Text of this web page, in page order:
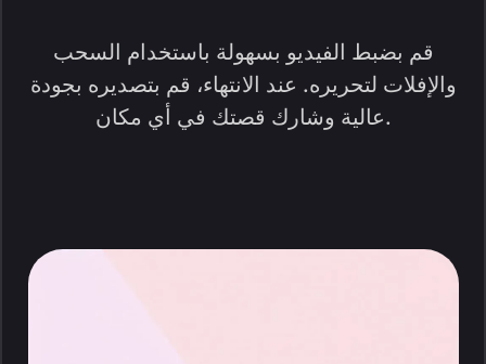
قم بضبط الفيديو بسهولة باستخدام السحب
والإفلات لتحريره. عند الانتهاء، قم بتصديره بجودة
عالية وشارك قصتك في أي مكان.